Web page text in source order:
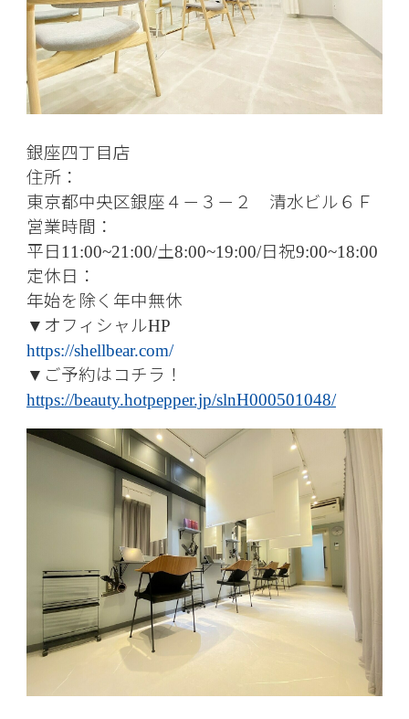
銀座四丁目店
住所：
東京都中央区銀座４－３－２ 清水ビル６Ｆ
営業時間：
平日11:00~21:00/土8:00~19:00/日祝9:00~18:00
定休日：
年始を除く年中無休
▼ オフィシャルHP
https://shellbear.com/
▼ ご予約はコチラ！
https://beauty.hotpepper.jp/slnH000501048/